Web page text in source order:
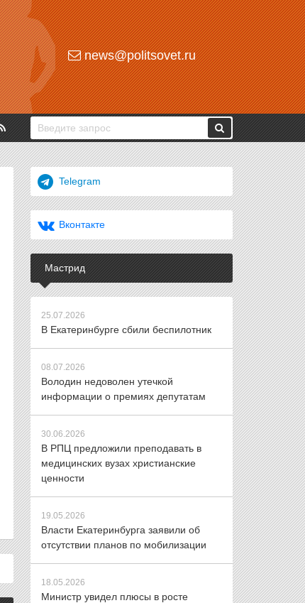
news@politsovet.ru
Telegram
Вконтакте
Мастрид
25.07.2026
В Екатеринбурге сбили беспилотник
08.07.2026
Володин недоволен утечкой
информации о премиях депутатам
30.06.2026
В РПЦ предложили преподавать в
медицинских вузах христианские
ценности
19.05.2026
Власти Екатеринбурга заявили об
отсутствии планов по мобилизации
18.05.2026
Министр увидел плюсы в росте